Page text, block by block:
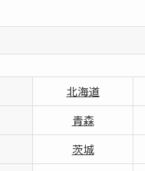
北海道
青森
茨城